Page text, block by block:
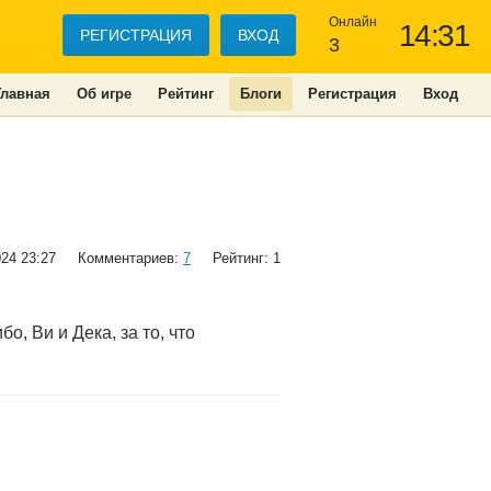
14:31
Онлайн
3
РЕГИСТРАЦИЯ ВХОД
Об игре Рейтинг Блоги Регистрация Вход
23:27 Комментариев: 7 Рейтинг: 1
Ви и Дека, за то, что